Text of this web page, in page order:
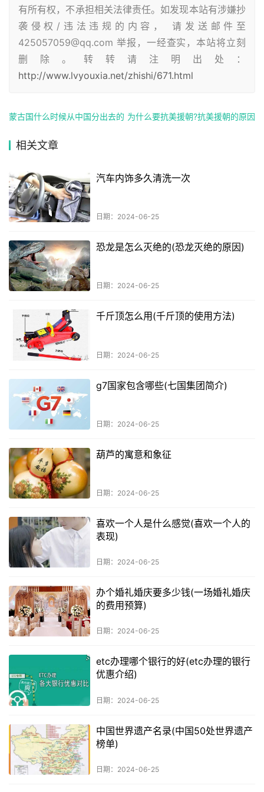
有所有权，不承担相关法律责任。如发现本站有涉嫌抄
袭侵权/违法违规的内容， 请发送邮件至
425057059@qq.com 举报，一经查实，本站将立刻
删除。转转请注明出处：
http://www.lvyouxia.net/zhishi/671.html
蒙古国什么时候从中国分出去的 为什么要抗美援朝?抗美援朝的原因
相关文章
汽车内饰多久清洗一次
日期：2024-06-25
恐龙是怎么灭绝的(恐龙灭绝的原因)
日期：2024-06-25
千斤顶怎么用(千斤顶的使用方法)
日期：2024-06-25
g7国家包含哪些(七国集团简介)
日期：2024-06-25
葫芦的寓意和象征
日期：2024-06-25
喜欢一个人是什么感觉(喜欢一个人的
表现)
日期：2024-06-25
办个婚礼婚庆要多少钱(一场婚礼婚庆
的费用预算)
日期：2024-06-25
etc办理哪个银行的好(etc办理的银行
优惠介绍)
日期：2024-06-25
中国世界遗产名录(中国50处世界遗产
榜单)
日期：2024-06-25